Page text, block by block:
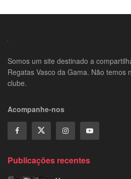
Somos um site destinado a
Regatas Vasco da Gama. Não temos
clube.
Acompanhe-nos
Publicações recentes